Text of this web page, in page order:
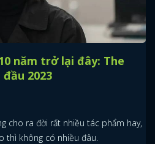
năm trở lại đây: The
2023
cho ra đời rất nhiều tác phẩm hay,
thì không có nhiều đâu.